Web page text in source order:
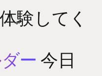
験してく
ー 今日